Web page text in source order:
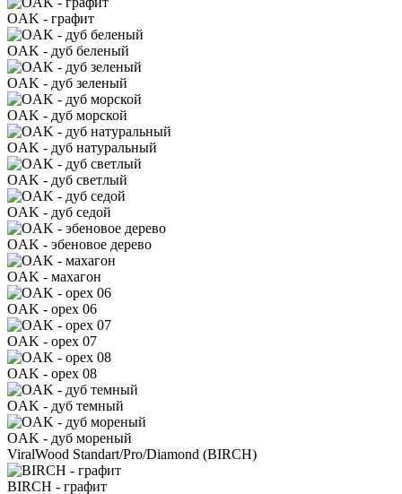
OAK - графит
OAK - дуб беленый
OAK - дуб зеленый
OAK - дуб морской
OAK - дуб натуральный
OAK - дуб светлый
OAK - дуб седой
OAK - эбеновое дерево
OAK - махагон
OAK - орех 06
OAK - орех 07
OAK - орех 08
OAK - дуб темный
OAK - дуб мореный
ViralWood Standart/Pro/Diamond (BIRCH)
BIRCH - графит